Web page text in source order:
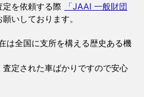
を依頼する際
「JAAI 一般財団
願いしております。
は全国に支所を構える歴史ある機
定された車ばかりですので安心